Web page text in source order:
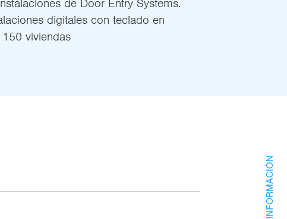
de Door Entry Systems.
digitales con teclado en
viviendas